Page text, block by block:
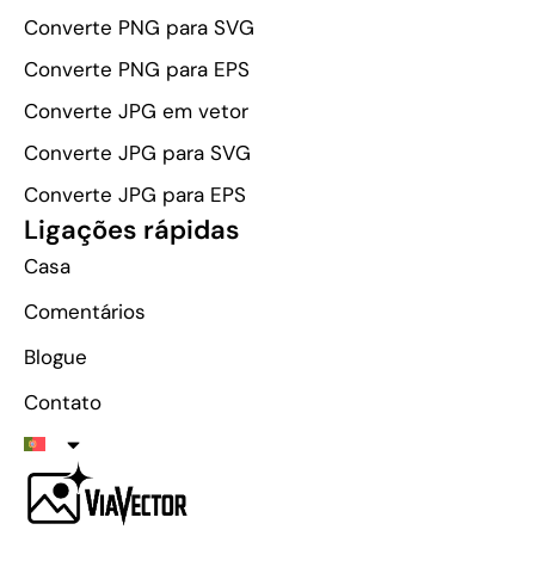
Converte PNG para SVG
Converte PNG para EPS
Converte JPG em vetor
Converte JPG para SVG
Converte JPG para EPS
Ligações rápidas
Casa
Comentários
Blogue
Contato